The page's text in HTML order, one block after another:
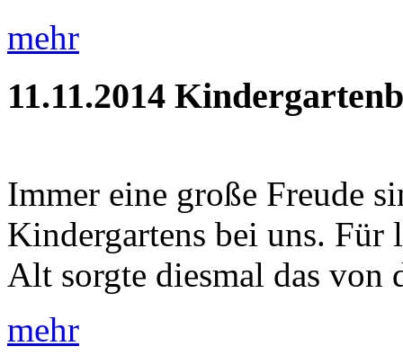
mehr
11.11.2014
Immer eine große Freude
Kindergartens bei uns. Für
Alt sorgte diesmal das von
mehr